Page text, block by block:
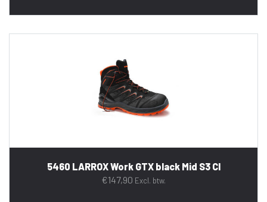
5460 LARROX Work GTX black Mid S3 CI
€147,90 Excl. btw.